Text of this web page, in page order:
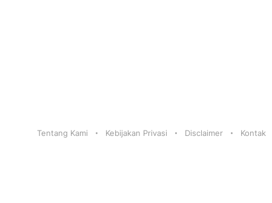
Tentang Kami Kebijakan Privasi Disclaimer Kontak